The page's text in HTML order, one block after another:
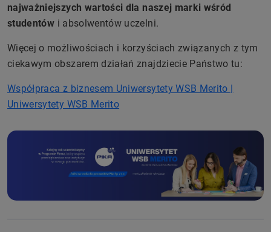
najważniejszych wartości dla naszej marki wśród
studentów i absolwentów uczelni.
Więcej o możliwościach i korzyściach związanych z tym
ciekawym obszarem działań znajdziecie Państwo tu:
Współpraca z biznesem Uniwersytety WSB Merito |
Uniwersytety WSB Merito